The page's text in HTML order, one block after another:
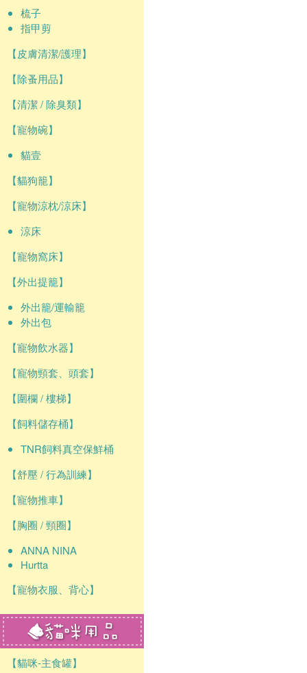
梳子
指甲剪
【皮膚清潔/護理】
【除蚤用品】
【清潔 / 除臭類】
【寵物碗】
貓壹
【貓狗籠】
【寵物涼枕/涼床】
涼床
【寵物窩床】
【外出提籠】
外出籠/運輸籠
外出包
【寵物飲水器】
【寵物頸套、頭套】
【圍欄 / 樓梯】
【飼料儲存桶】
TNR飼料真空保鮮桶
【舒壓 / 行為訓練】
【寵物推車】
【胸圈 / 頸圈】
ANNA NINA
Hurtta
【寵物衣服、背心】
【貓咪-主食罐】